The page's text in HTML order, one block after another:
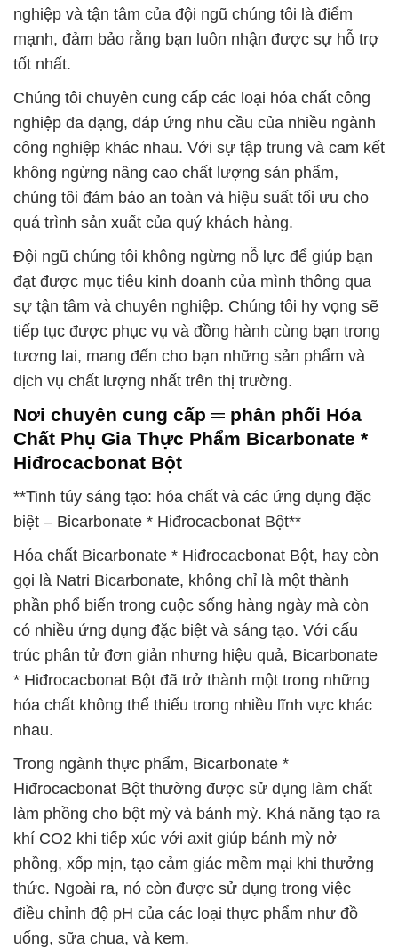
nghiệp và tận tâm của đội ngũ chúng tôi là điểm
mạnh, đảm bảo rằng bạn luôn nhận được sự hỗ trợ
tốt nhất.
Chúng tôi chuyên cung cấp các loại hóa chất công
nghiệp đa dạng, đáp ứng nhu cầu của nhiều ngành
công nghiệp khác nhau. Với sự tập trung và cam kết
không ngừng nâng cao chất lượng sản phẩm,
chúng tôi đảm bảo an toàn và hiệu suất tối ưu cho
quá trình sản xuất của quý khách hàng.
Đội ngũ chúng tôi không ngừng nỗ lực để giúp bạn
đạt được mục tiêu kinh doanh của mình thông qua
sự tận tâm và chuyên nghiệp. Chúng tôi hy vọng sẽ
tiếp tục được phục vụ và đồng hành cùng bạn trong
tương lai, mang đến cho bạn những sản phẩm và
dịch vụ chất lượng nhất trên thị trường.
Nơi chuyên cung cấp ═ phân phối Hóa
Chất Phụ Gia Thực Phẩm Bicarbonate *
Hiđrocacbonat Bột
**Tinh túy sáng tạo: hóa chất và các ứng dụng đặc
biệt – Bicarbonate * Hiđrocacbonat Bột**
Hóa chất Bicarbonate * Hiđrocacbonat Bột, hay còn
gọi là Natri Bicarbonate, không chỉ là một thành
phần phổ biến trong cuộc sống hàng ngày mà còn
có nhiều ứng dụng đặc biệt và sáng tạo. Với cấu
trúc phân tử đơn giản nhưng hiệu quả, Bicarbonate
* Hiđrocacbonat Bột đã trở thành một trong những
hóa chất không thể thiếu trong nhiều lĩnh vực khác
nhau.
Trong ngành thực phẩm, Bicarbonate *
Hiđrocacbonat Bột thường được sử dụng làm chất
làm phồng cho bột mỳ và bánh mỳ. Khả năng tạo ra
khí CO2 khi tiếp xúc với axit giúp bánh mỳ nở
phồng, xốp mịn, tạo cảm giác mềm mại khi thưởng
thức. Ngoài ra, nó còn được sử dụng trong việc
điều chỉnh độ pH của các loại thực phẩm như đồ
uống, sữa chua, và kem.